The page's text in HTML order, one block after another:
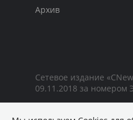
Архив
Сетевое издание
09.11.2018 за номером